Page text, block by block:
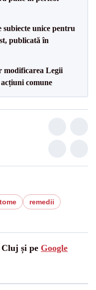
unice pentru
publicată în
modificarea Legii
comune
remedii
și pe Google